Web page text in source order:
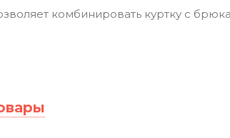
комбинировать куртку с